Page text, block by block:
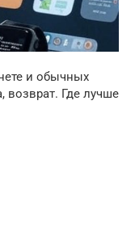
и обычных
возврат. Где лучше